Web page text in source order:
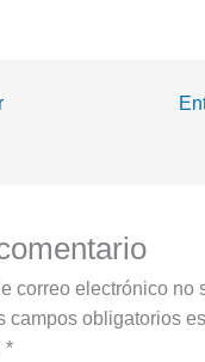
correo electrónico no
campos obligatorios
*